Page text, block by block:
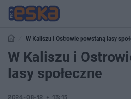
W Kaliszu i Ostrowie powstaną lasy
W Kaliszu i
lasy społeczne
2024-08-12 13:15